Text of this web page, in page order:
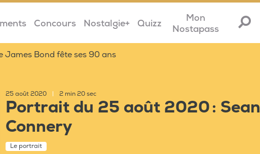
Concours Nostalgie+ Quizz
Mon
Nostapass
James Bond fête ses 90 ans
25 août 2020 2 min 20 sec
Portrait du 25 août 2020 : Sean
Connery
Le portrait